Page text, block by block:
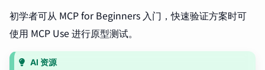
初学者可从 MCP for Beginners 入门，快速验证方案时可
使用 MCP Use 进行原型测试。
AI 资源